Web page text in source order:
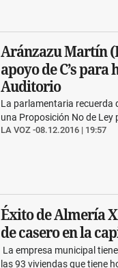
Aránzazu Martín
apoyo de C’s para
Auditorio
LA VOZ 08.12.2016 | 19:57
La parlamentaria recuerda
una Proposición No de Ley
Éxito de Almería
de casero en la
La empresa municipal
las 93 viviendas que tiene